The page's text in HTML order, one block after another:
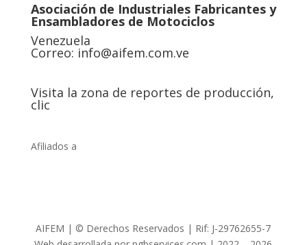
Asociación de Industriales Fabricantes y
Ensambladores de Motociclos
Venezuela
Correo: info@aifem.com.ve
Visita la zona de reportes de producción,
clic
Afiliados a
AIFEM | © Derechos Reservados | Rif: J-29762655-7